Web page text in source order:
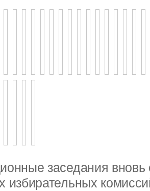
заседания
избирательных